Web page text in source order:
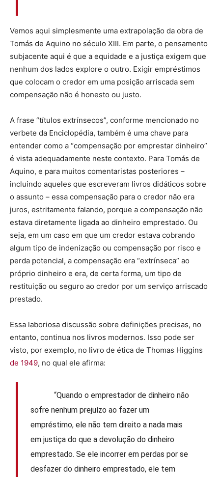
Vemos aqui simplesmente uma extrapolação da obra de
Tomás de Aquino no século XIII. Em parte, o pensamento
subjacente aqui é que a equidade e a justiça exigem que
nenhum dos lados explore o outro. Exigir empréstimos
que colocam o credor em uma posição arriscada sem
compensação não é honesto ou justo.
A frase “títulos extrínsecos”, conforme mencionado no
verbete da Enciclopédia, também é uma chave para
entender como a “compensação por emprestar dinheiro”
é vista adequadamente neste contexto. Para Tomás de
Aquino, e para muitos comentaristas posteriores –
incluindo aqueles que escreveram livros didáticos sobre
o assunto – essa compensação para o credor não era
juros, estritamente falando, porque a compensação não
estava diretamente ligada ao dinheiro emprestado. Ou
seja, em um caso em que um credor estava cobrando
algum tipo de indenização ou compensação por risco e
perda potencial, a compensação era “extrínseca” ao
próprio dinheiro e era, de certa forma, um tipo de
restituição ou seguro ao credor por um serviço arriscado
prestado.
Essa laboriosa discussão sobre definições precisas, no
entanto, continua nos livros modernos. Isso pode ser
visto, por exemplo, no livro de ética de Thomas Higgins
de 1949, no qual ele afirma:
“Quando o emprestador de dinheiro não
sofre nenhum prejuízo ao fazer um
empréstimo, ele não tem direito a nada mais
em justiça do que a devolução do dinheiro
emprestado. Se ele incorrer em perdas por se
desfazer do dinheiro emprestado, ele tem